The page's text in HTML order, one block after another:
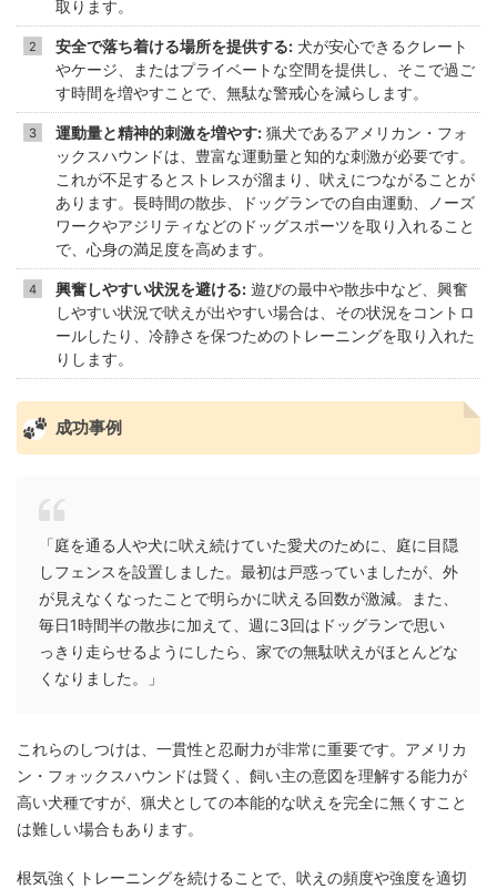
取ります。
安全で落ち着ける場所を提供する: 犬が安心できるクレート
やケージ、またはプライベートな空間を提供し、そこで過ご
す時間を増やすことで、無駄な警戒心を減らします。
運動量と精神的刺激を増やす: 猟犬であるアメリカン・フォ
ックスハウンドは、豊富な運動量と知的な刺激が必要です。
これが不足するとストレスが溜まり、吠えにつながることが
あります。長時間の散歩、ドッグランでの自由運動、ノーズ
ワークやアジリティなどのドッグスポーツを取り入れること
で、心身の満足度を高めます。
興奮しやすい状況を避ける: 遊びの最中や散歩中など、興奮
しやすい状況で吠えが出やすい場合は、その状況をコントロ
ールしたり、冷静さを保つためのトレーニングを取り入れた
りします。
成功事例
「庭を通る人や犬に吠え続けていた愛犬のために、庭に目隠
しフェンスを設置しました。最初は戸惑っていましたが、外
が見えなくなったことで明らかに吠える回数が激減。また、
毎日1時間半の散歩に加えて、週に3回はドッグランで思い
っきり走らせるようにしたら、家での無駄吠えがほとんどな
くなりました。」
これらのしつけは、一貫性と忍耐力が非常に重要です。アメリカ
ン・フォックスハウンドは賢く、飼い主の意図を理解する能力が
高い犬種ですが、猟犬としての本能的な吠えを完全に無くすこと
は難しい場合もあります。
根気強くトレーニングを続けることで、吠えの頻度や強度を適切